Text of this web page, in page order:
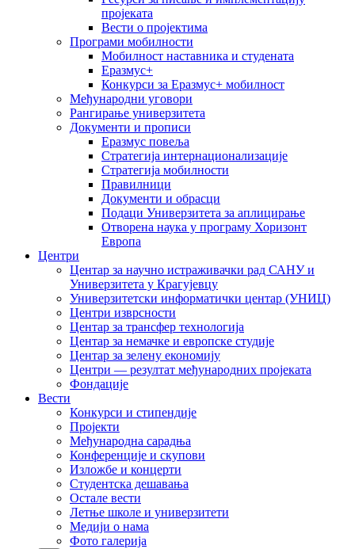
пројеката
Вести о пројектима
Програми мобилности
Мобилност наставника и студената
Еразмус+
Конкурси за Еразмус+ мобилност
Међународни уговори
Рангирање универзитета
Документи и прописи
Еразмус повеља
Стратегија интернационализације
Стратегија мобилности
Правилници
Документи и обрасци
Подаци Универзитета за аплицирање
Отворена наука у програму Хоризонт
Европа
Центри
Центар за научно истраживачки рад САНУ и
Универзитета у Крагујевцу
Универзитетски информатички центар (УНИЦ)
Центри изврсности
Центар за трансфер технологија
Центар за немачке и европске студије
Центар за зелену економију
Центри — резултат међународних пројеката
Фондације
Вести
Конкурси и стипендије
Пројекти
Међународна сарадња
Конференције и скупови
Изложбе и концерти
Студентска дешавања
Остале вести
Летње школе и универзитети
Медији о нама
Фото галерија